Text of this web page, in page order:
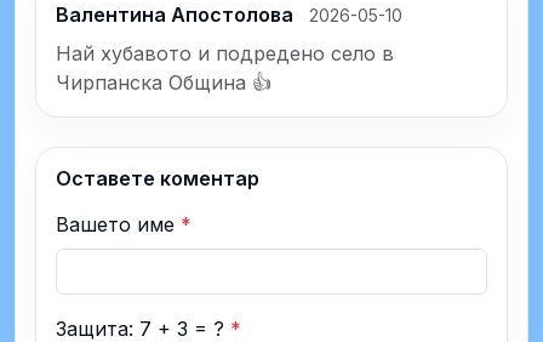
Валентина Апостолова 2026-05-10
Най хубавото и подредено село в
Чирпанска Община 👍
Оставете коментар
Вашето име *
Защита: 7 + 3 = ? *